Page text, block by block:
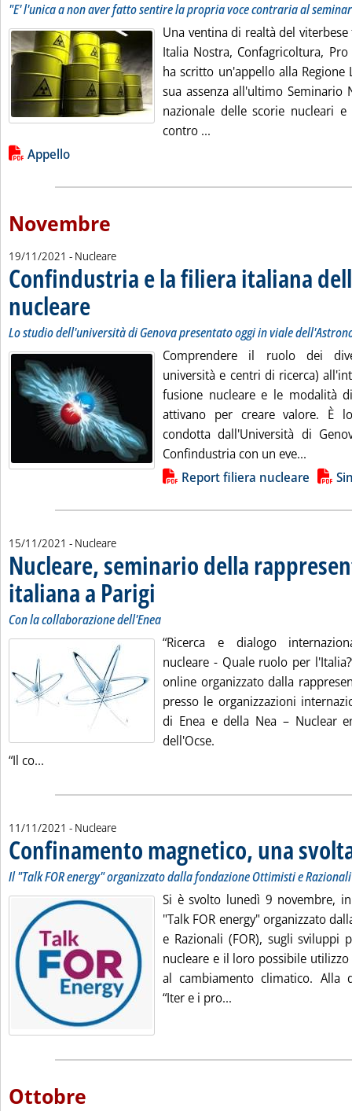
"E' l'unica a non aver fatto sentire la propria voce contraria al
Una ventina di realtà del
Italia Nostra, Confagricoltura,
ha scritto un'appello alla Regione
sua assenza all'ultimo Seminario
nazionale delle scorie nucleari
contro ...
Lista allegati PDF alla notizia
Appello
Novembre
19/11/2021 - Nucleare
Confindustria e la filiera italiana
nucleare
Lo studio dell'università di Genova presentato oggi in viale
Comprendere il ruolo dei
università e centri di ricerca)
fusione nucleare e le modalità
attivano per creare valore. È
condotta dall'Università di
Confindustria con un eve...
Lista allegati PDF alla notiziaReport filiera nucleare
15/11/2021 - Nucleare
Nucleare, seminario della
italiana a Parigi . Sottotitolo: Con la collaborazione dell'Enea
. Pubblicata lunedì 15 novembre 2021 alle 15.33.
Con la collaborazione dell'Enea
“Ricerca e dialogo
nucleare - Quale ruolo per
online organizzato dalla
presso le organizzazioni
di Enea e della Nea – Nuclear
dell'Ocse.
“Il co...
11/11/2021 - Nucleare
Confinamento magnetico, una
Il "Talk FOR energy" organizzato dalla fondazione Ottimisti e Razionali
Si è svolto lunedì 9 novembre,
"Talk FOR energy" organizzato
e Razionali (FOR), sugli sviluppi
nucleare e il loro possibile
al cambiamento climatico. Alla
“Iter e i pro...
Ottobre